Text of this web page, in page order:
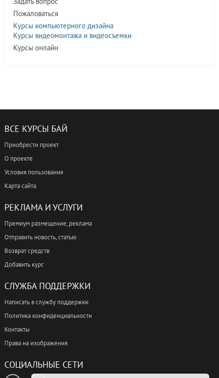
Пожаловаться
Курсы компьютерного дизайна
Курсы видеомонтажа и видеосъемки
Курсы онлайн
ВСЕ КУРСЫ БАЙ
Приобрести проект
О проекте
Условия пользования
Карта сайта
РЕКЛАМА И УСЛУГИ
Премиум размещение, реклама
Отправить новость, статью
Возврат средств
Добавить курс
СЛУЖБА ПОДДЕРЖКИ
Написать в службу поддержки
Политика конфиденциальности
Контакты
Права на изображения
СОЦИАЛЬНЫЕ СЕТИ